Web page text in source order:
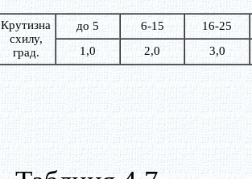
Крутизна
схилу,
град.
до 5 6-15
16-25
1,0
2,0 3,0